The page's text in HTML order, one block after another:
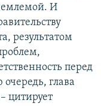
И
результатом
перед
глава
цитирует